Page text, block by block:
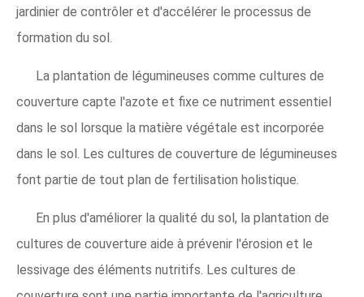
jardinier de contrôler et d'accélérer le processus de
formation du sol.
La plantation de légumineuses comme cultures de
couverture capte l'azote et fixe ce nutriment essentiel
dans le sol lorsque la matière végétale est incorporée
dans le sol. Les cultures de couverture de légumineuses
font partie de tout plan de fertilisation holistique.
En plus d'améliorer la qualité du sol, la plantation de
cultures de couverture aide à prévenir l'érosion et le
lessivage des éléments nutritifs. Les cultures de